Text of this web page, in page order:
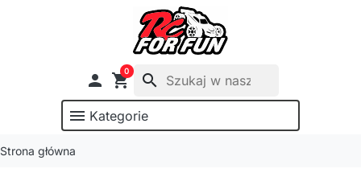
 shopping_cart
0
search
menu Kategorie
Strona główna